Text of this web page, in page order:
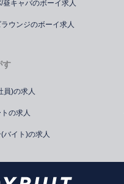
昼キャバのボーイ求人
ウンジのボーイ求人
す
員)の求人
の求人
バイト)の求人